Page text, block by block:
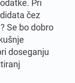
Pri
čez
Se bo dobro
doseganju